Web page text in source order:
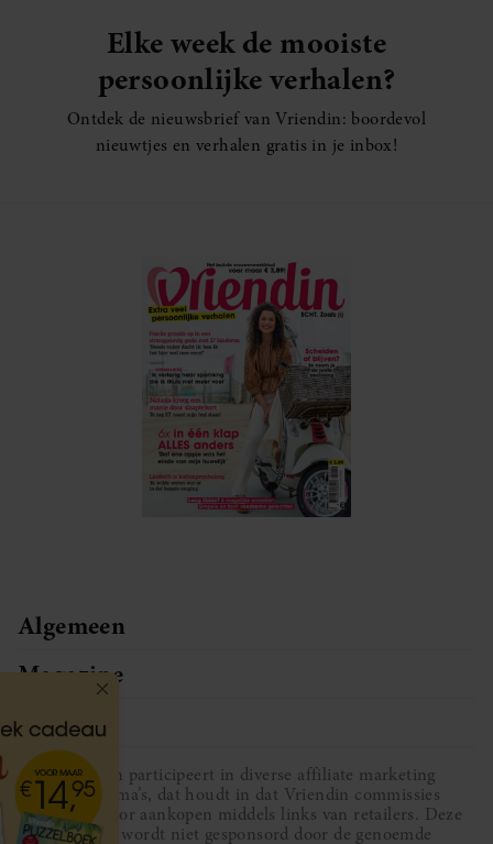
Elke week de mooiste
persoonlijke verhalen?
Ontdek de nieuwsbrief van Vriendin: boordevol
nieuwtjes en verhalen gratis in je inbox!
Algemeen
Magazine
Service
Vriendin participeert in diverse affiliate marketing
programma’s, dat houdt in dat Vriendin commissies
ontvangt voor aankopen middels links van retailers. Deze
website wordt niet gesponsord door de genoemde